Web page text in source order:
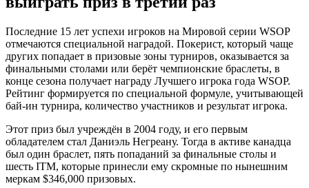
Последние 15 лет успехи игроков на Мировой серии WSOP
отмечаются специальной наградой. Покерист, который чаще
других попадает в призовые зоны турниров, оказывается за
финальными столами или берёт чемпионские браслеты, в
конце сезона получает награду Лучшего игрока года WSOP.
Рейтинг формируется по специальной формуле, учитывающей
бай-ин турнира, количество участников и результат игрока.
Этот приз был учреждён в 2004 году, и его первым
обладателем стал Даниэль Негреану. Тогда в активе канадца
был один браслет, пять попаданий за финальные столы и
шесть ITM, которые принесли ему скромные по нынешним
меркам $346,000 призовых.